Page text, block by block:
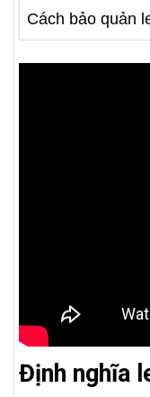
Cách bảo quản
Định nghĩa